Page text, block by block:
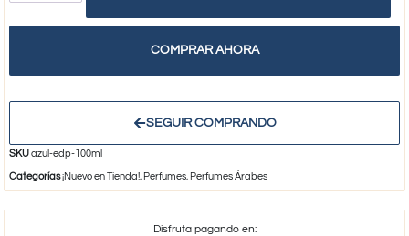
COMPRAR AHORA
SEGUIR COMPRANDO
SKUazul-edp-100ml
Categorías¡Nuevo en Tienda!, Perfumes, Perfumes Árabes
Disfruta pagando en: